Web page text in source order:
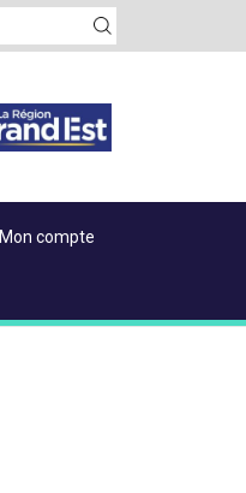
Mon compte